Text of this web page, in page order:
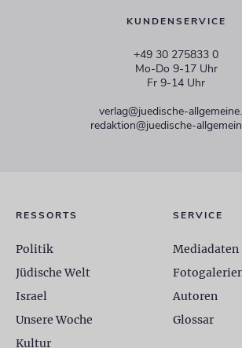
KUNDENSERVICE
+49 30 275833 0
Mo-Do 9-17 Uhr
Fr 9-14 Uhr
verlag@juedische-
redaktion@juedische-
RESSORTS
Politik
Jüdische Welt
Israel
Unsere Woche
Kultur
SERVICE
Mediadaten
Autoren
Glossar